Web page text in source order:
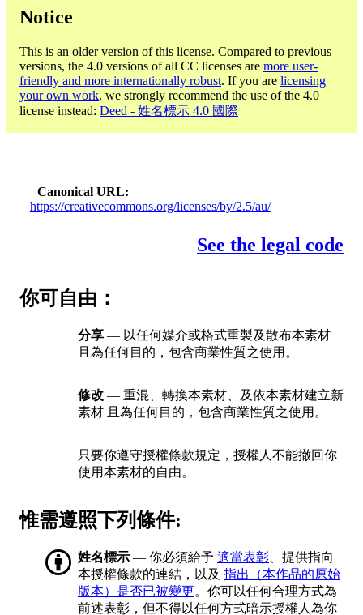
Notice
This is an older version of this license. Compared to previous
versions, the 4.0 versions of all CC licenses are more user-
friendly and more internationally robust. If you are licensing
your own work, we strongly recommend the use of the 4.0
license instead: Deed - 姓名標示 4.0 國際
Canonical URL
https://creativecommons.org/licenses/by/2.5/au/
See the legal code
你可自由：
分享 — 以任何媒介或格式重製及散布本素材
且為任何目的，包含商業性質之使用。
修改 — 重混、轉換本素材、及依本素材建立新
素材 且為任何目的，包含商業性質之使用。
只要你遵守授權條款規定，授權人不能撤回你
使用本素材的自由。
惟需遵照下列條件:
姓名標示 — 你必須給予 適當表彰 、提供指向
本授權條款的連結，以及 指出（本作品的原始
版本）是否已被變更。你可以任何合理方式為
前述表彰，但不得以任何方式暗示授權人為你